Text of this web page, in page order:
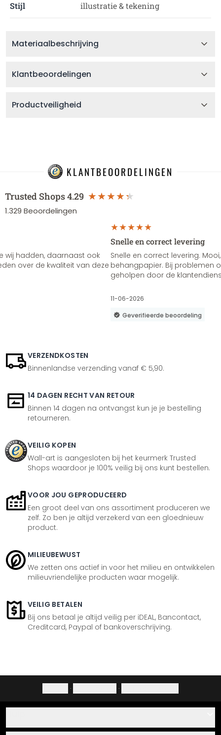
Stijl illustratie & tekening
Materiaalbeschrijving
Klantbeoordelingen
Productveiligheid
KLANTBEOORDELINGEN
Trusted Shops4.29
1.329 Beoordelingen
wij hadden, daarnaast ook
over de kwaliteit van deze
Snelle en correct levering
Snelle en correct levering.
behangpapier. Bij problemen
geholpen door de
11-06-2026
Geverifieerde beoordeling
VERZENDKOSTEN
Binnenlandse verzending vanaf € 5,90.
14 DAGEN RECHT VAN RETOUR
Binnen 14 dagen na ontvangst kun je je bestelling
retourneren.
VEILIG KOPEN
Wall-art is aangesloten bij het keurmerk Trusted
Shops waardoor je 100% veilig bij ons kunt bestellen.
VOOR JOU GEPRODUCEERD
Een groot deel van ons assortiment produceren we
zelf. Zo ben je altijd verzekerd van een gloednieuw
product.
MILIEUBEWUST
We zetten ons actief in voor het milieu en ontwikkelen
milieuvriendelijke producten waar mogelijk.
VEILIG BETALEN
Bij ons betaal je altijd veilig per iDEAL, Bancontact,
Creditcard, Paypal of bankoverschrijving.
· ·